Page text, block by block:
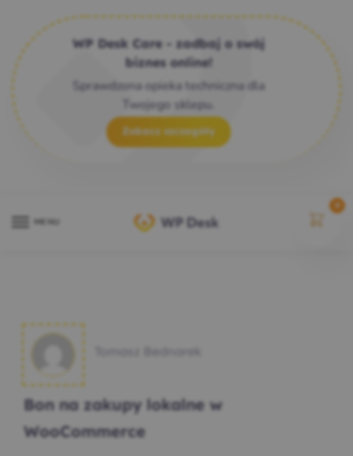
WP Desk Care - zadbaj o swój
biznes online!
Sprawdzona opieka techniczna dla
Twojego sklepu.
Zobacz szczegóły
Bon na zakupy lokalne w
WooCommerce